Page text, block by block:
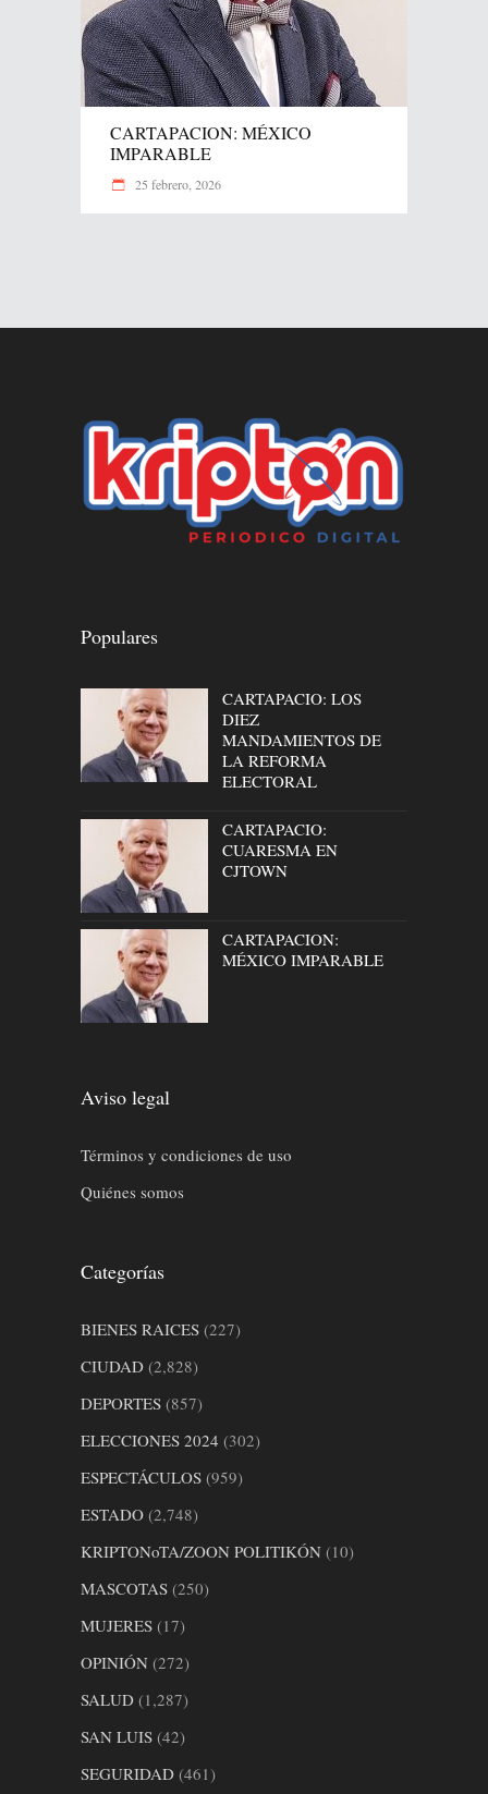
CARTAPACION: MÉXICO
IMPARABLE
25 febrero, 2026
Populares
CARTAPACIO: LOS
DIEZ
MANDAMIENTOS DE
LA REFORMA
ELECTORAL
CARTAPACIO:
CUARESMA EN
CJTOWN
CARTAPACION:
MÉXICO IMPARABLE
Aviso legal
Términos y condiciones de uso
Quiénes somos
Categorías
BIENES RAICES (227)
CIUDAD (2,828)
DEPORTES (857)
ELECCIONES 2024 (302)
ESPECTÁCULOS (959)
ESTADO (2,748)
KRIPTONoTA/ZOON POLITIKÓN (10)
MASCOTAS (250)
MUJERES (17)
OPINIÓN (272)
SALUD (1,287)
SAN LUIS (42)
SEGURIDAD (461)